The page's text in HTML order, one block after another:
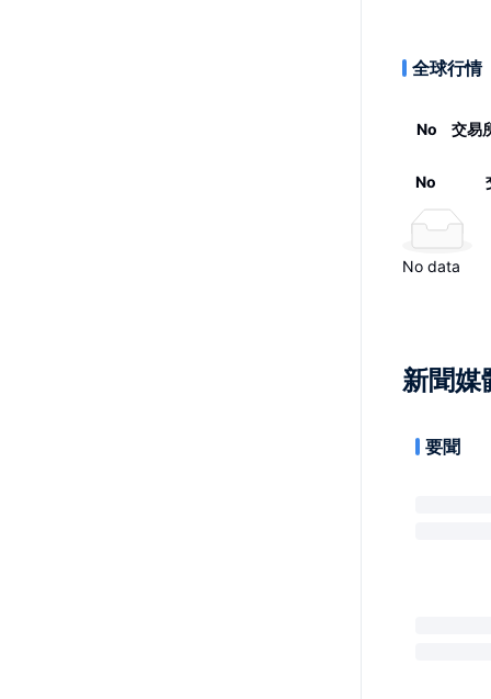
全球行情
No 交易
No
No data
新聞媒
要聞